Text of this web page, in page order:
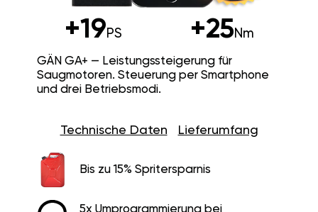
+19PS +25Nm
GÄN GA+ — Leistungssteigerung für
Saugmotoren. Steuerung per Smartphone
und drei Betriebsmodi.
Technische Daten Lieferumfang
Bis zu 15% Spritersparnis
5x Umprogrammierung bei